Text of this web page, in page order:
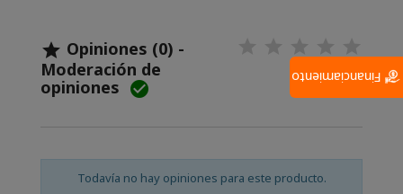
 Opiniones (0) -
Moderación de
opiniones 
Todavía no hay opiniones para este producto.
Financiamiento